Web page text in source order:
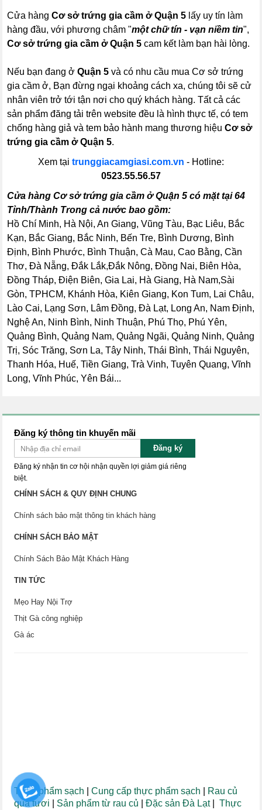
Cửa hàngCơ sở trứng gia cầm ở Quận 5 lấy uy tín làm
hàng đầu, với phương châm "một chữ tín - vạn niềm tin",
Cơ sở trứng gia cầm ở Quận 5 cam kết làm bạn hài lòng.
Nếu bạn đang ởQuận 5 và có nhu cầu mua Cơ sở trứng
gia cầm ở, Bạn đừng ngại khoảng cách xa, chúng tôi sẽ cử
nhân viên trở tới tận nơi cho quý khách hàng. Tất cả các
sản phẩm đăng tải trên website đều là hình thực tế, có tem
chống hàng giả và tem bảo hành mang thương hiệuCơ sở
trứng gia cầm ở Quận 5.
Xem tại trunggiacamgiasi.com.vn - Hotline:
0523.55.56.57
Cửa hàng Cơ sở trứng gia cầm ở Quận 5 có mặt tại 64
Tỉnh/Thành Trong cả nước bao gồm:
Hồ Chí Minh, Hà Nội, An Giang, Vũng Tàu, Bạc Liêu, Bắc
Kạn, Bắc Giang, Bắc Ninh, Bến Tre, Bình Dương, Bình
Định, Bình Phước, Bình Thuận, Cà Mau, Cao Bằng, Cần
Thơ, Đà Nẵng, Đắk Lắk,Đắk Nông, Đồng Nai, Biên Hòa,
Đồng Tháp, Điện Biên, Gia Lai, Hà Giang, Hà Nam,Sài
Gòn, TPHCM, Khánh Hòa, Kiên Giang, Kon Tum, Lai Châu,
Lào Cai, Lạng Sơn, Lâm Đồng, Đà Lạt, Long An, Nam Định,
Nghệ An, Ninh Bình, Ninh Thuận, Phú Thọ, Phú Yên,
Quảng Bình, Quảng Nam, Quảng Ngãi, Quảng Ninh, Quảng
Trị, Sóc Trăng, Sơn La, Tây Ninh, Thái Bình, Thái Nguyên,
Thanh Hóa, Huế, Tiền Giang, Trà Vinh, Tuyên Quang, Vĩnh
Long, Vĩnh Phúc, Yên Bái...
Đăng ký thông tin khuyến mãi
Đăng ký
Đăng ký nhận tin cơ hội nhận quyền lợi giảm giá riêng
biệt.
CHÍNH SÁCH & QUY ĐỊNH CHUNG
Chính sách bảo mật thông tin khách hàng
CHÍNH SÁCH BẢO MẬT
Chính Sách Bảo Mật Khách Hàng
TIN TỨC
Mẹo Hay Nội Trợ
Thịt Gà công nghiệp
Gà ác
Thực phẩm sạch |Cung cấp thực phẩm sạch
Rau củ
quả tươi
Sản phẩm từ rau củ |Đặc sản Đà Lạt|Thực